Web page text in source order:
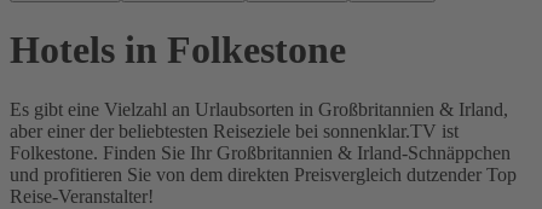
Hotels in Folkestone
Es gibt eine Vielzahl an Urlaubsorten in Großbritannien & Irland,
aber einer der beliebtesten Reiseziele bei sonnenklar.TV ist
Folkestone. Finden Sie Ihr Großbritannien & Irland-Schnäppchen
und profitieren Sie von dem direkten Preisvergleich dutzender Top
Reise-Veranstalter!